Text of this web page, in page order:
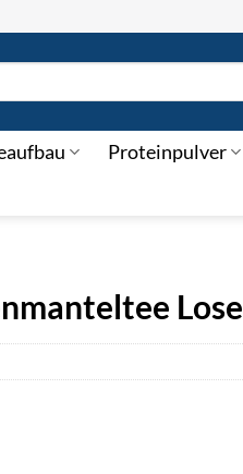
Proteinpulver
Lose